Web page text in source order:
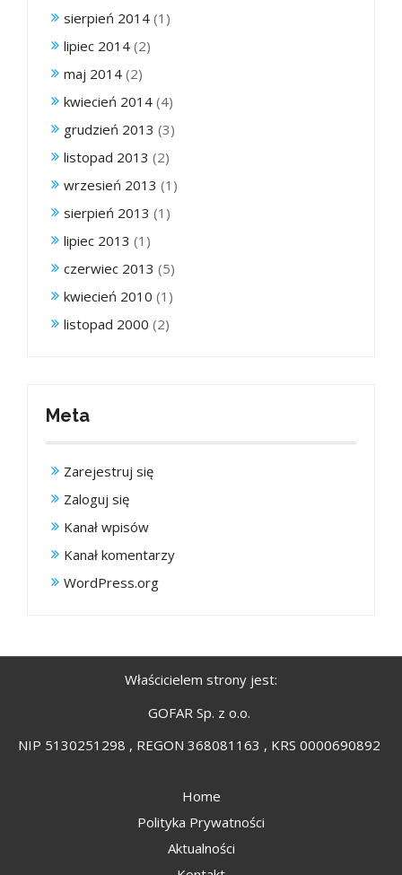
sierpień 2014 (1)
lipiec 2014 (2)
maj 2014 (2)
kwiecień 2014 (4)
grudzień 2013 (3)
listopad 2013 (2)
wrzesień 2013 (1)
sierpień 2013 (1)
lipiec 2013 (1)
czerwiec 2013 (5)
kwiecień 2010 (1)
listopad 2000 (2)
Meta
Zarejestruj się
Zaloguj się
Kanał wpisów
Kanał komentarzy
WordPress.org
Właścicielem strony jest:
GOFAR Sp. z o.o.
NIP 5130251298 , REGON 368081163 , KRS 0000690892
Home
Polityka Prywatności
Aktualności